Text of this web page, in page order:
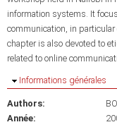
information systems. It
communication, in
chapter is also devoted to
related to online
Masquer
Informations générales
Authors:
Année: